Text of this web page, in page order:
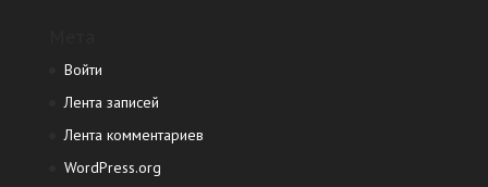
Войти
Лента записей
Лента комментариев
WordPress.org